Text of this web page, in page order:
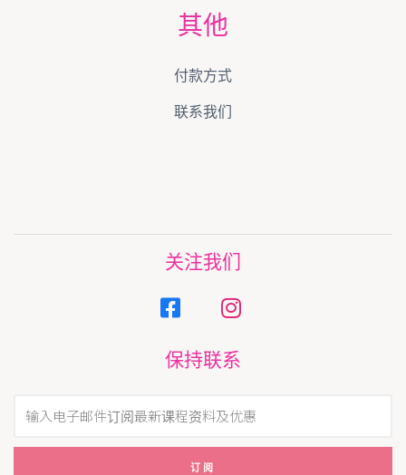
其他
付款方式
联系我们
关注我们
保持联系
订阅